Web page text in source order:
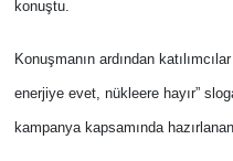
konuştu.
Konuşmanın ardından
enerjiye evet, nükleere hayır”
kampanya kapsamında